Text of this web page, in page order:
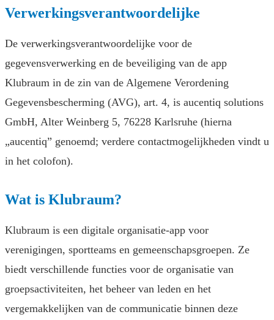
Verwerkingsverantwoordelijke
De verwerkingsverantwoordelijke voor de
gegevensverwerking en de beveiliging van de app
Klubraum in de zin van de Algemene Verordening
Gegevensbescherming (AVG), art. 4, is aucentiq solutions
GmbH, Alter Weinberg 5, 76228 Karlsruhe (hierna
„aucentiq” genoemd; verdere contactmogelijkheden vindt u
in het colofon).
Wat is Klubraum?
Klubraum is een digitale organisatie-app voor
verenigingen, sportteams en gemeenschapsgroepen. Ze
biedt verschillende functies voor de organisatie van
groepsactiviteiten, het beheer van leden en het
vergemakkelijken van de communicatie binnen deze